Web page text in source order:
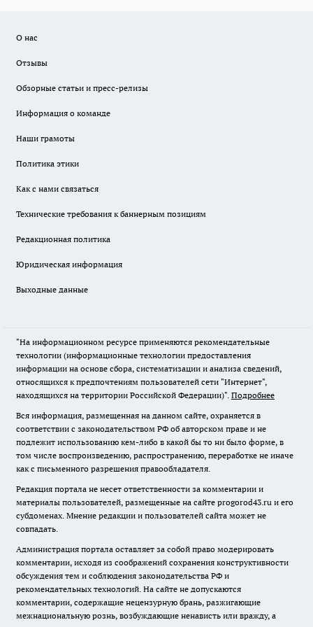
О нас
Отзывы
Обзорные статьи и пресс-релизы
Информация о команде
Наши грамоты
Политика этики
Как с нами связаться
Технические требования к баннерным позициям
Редакционная политика
Юридическая информация
Выходные данные
"На информационном ресурсе применяются рекомендательные
технологии (информационные технологии предоставления
информации на основе сбора, систематизации и анализа сведений,
относящихся к предпочтениям пользователей сети "Интернет",
находящихся на территории Российской Федерации)". Подробнее
Вся информация, размещенная на данном сайте, охраняется в
соответствии с законодательством РФ об авторском праве и не
подлежит использованию кем-либо в какой бы то ни было форме, в
том числе воспроизведению, распространению, переработке не иначе
как с письменного разрешения правообладателя.
Редакция портала не несет ответственности за комментарии и
материалы пользователей, размещенные на сайте progorod43.ru и его
субдоменах. Мнение редакции и пользователей сайта может не
совпадать.
Администрация портала оставляет за собой право модерировать
комментарии, исходя из соображений сохранения конструктивности
обсуждения тем и соблюдения законодательства РФ и
рекомендательных технологий. На сайте не допускаются
комментарии, содержащие нецензурную брань, разжигающие
межнациональную рознь, возбуждающие ненависть или вражду, а